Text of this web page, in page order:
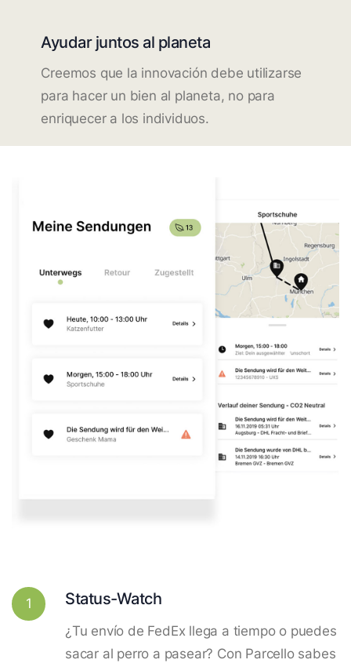
Ayudar juntos al planeta
Creemos que la innovación debe utilizarse
para hacer un bien al planeta, no para
enriquecer a los individuos.
1 Status-Watch
¿Tu envío de FedEx llega a tiempo o puedes
sacar al perro a pasear? Con Parcello sabes